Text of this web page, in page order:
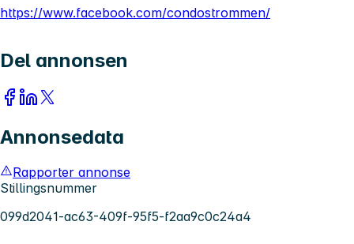
https://www.facebook.com/condostrommen/
Del annonsen
Annonsedata
Rapporter annonse
Stillingsnummer
099d2041-ac63-409f-95f5-f2aa9c0c24a4